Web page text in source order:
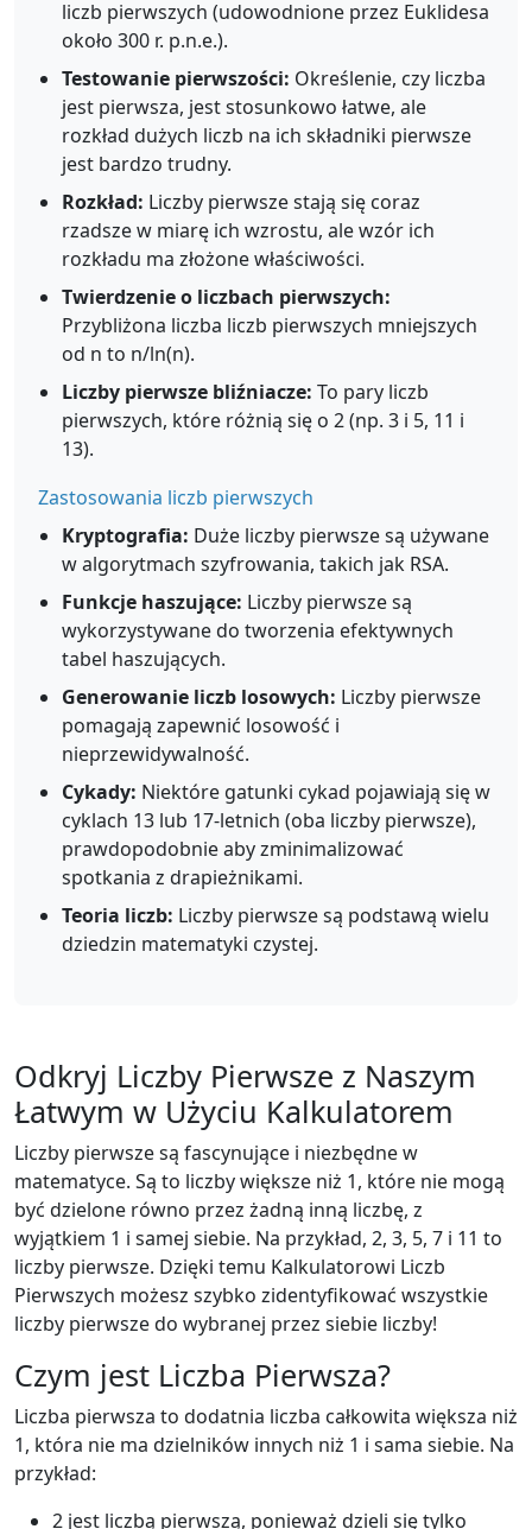
liczb pierwszych (udowodnione przez Euklidesa
około 300 r. p.n.e.).
Testowanie pierwszości: Określenie, czy liczba
jest pierwsza, jest stosunkowo łatwe, ale
rozkład dużych liczb na ich składniki pierwsze
jest bardzo trudny.
Rozkład: Liczby pierwsze stają się coraz
rzadsze w miarę ich wzrostu, ale wzór ich
rozkładu ma złożone właściwości.
Twierdzenie o liczbach pierwszych:
Przybliżona liczba liczb pierwszych mniejszych
od n to n/ln(n).
Liczby pierwsze bliźniacze: To pary liczb
pierwszych, które różnią się o 2 (np. 3 i 5, 11 i
13).
Zastosowania liczb pierwszych
Kryptografia: Duże liczby pierwsze są używane
w algorytmach szyfrowania, takich jak RSA.
Funkcje haszujące: Liczby pierwsze są
wykorzystywane do tworzenia efektywnych
tabel haszujących.
Generowanie liczb losowych: Liczby pierwsze
pomagają zapewnić losowość i
nieprzewidywalność.
Cykady: Niektóre gatunki cykad pojawiają się w
cyklach 13 lub 17-letnich (oba liczby pierwsze),
prawdopodobnie aby zminimalizować
spotkania z drapieżnikami.
Teoria liczb: Liczby pierwsze są podstawą wielu
dziedzin matematyki czystej.
Odkryj Liczby Pierwsze z Naszym
Łatwym w Użyciu Kalkulatorem
Liczby pierwsze są fascynujące i niezbędne w
matematyce. Są to liczby większe niż 1, które nie mogą
być dzielone równo przez żadną inną liczbę, z
wyjątkiem 1 i samej siebie. Na przykład, 2, 3, 5, 7 i 11 to
liczby pierwsze. Dzięki temu Kalkulatorowi Liczb
Pierwszych możesz szybko zidentyfikować wszystkie
liczby pierwsze do wybranej przez siebie liczby!
Czym jest Liczba Pierwsza?
Liczba pierwsza to dodatnia liczba całkowita większa niż
1, która nie ma dzielników innych niż 1 i sama siebie. Na
przykład:
2 jest liczbą pierwszą, ponieważ dzieli się tylko